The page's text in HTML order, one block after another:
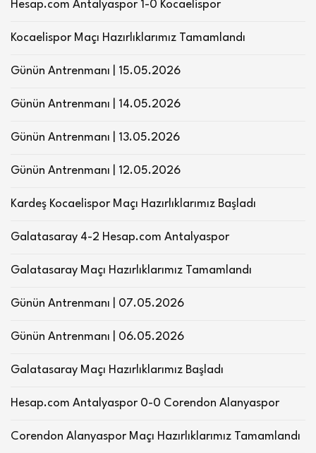
Hesap.com Antalyaspor 1-0 Kocaelispor
Kocaelispor Maçı Hazırlıklarımız Tamamlandı
Günün Antrenmanı | 15.05.2026
Günün Antrenmanı | 14.05.2026
Günün Antrenmanı | 13.05.2026
Günün Antrenmanı | 12.05.2026
Kardeş Kocaelispor Maçı Hazırlıklarımız Başladı
Galatasaray 4-2 Hesap.com Antalyaspor
Galatasaray Maçı Hazırlıklarımız Tamamlandı
Günün Antrenmanı | 07.05.2026
Günün Antrenmanı | 06.05.2026
Galatasaray Maçı Hazırlıklarımız Başladı
Hesap.com Antalyaspor 0-0 Corendon Alanyaspor
Corendon Alanyaspor Maçı Hazırlıklarımız Tamamlandı